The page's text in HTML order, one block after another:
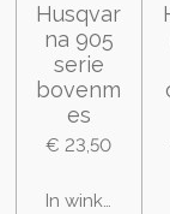
Husqvar
na 905
serie
bovenm
es
€ 23,50
In